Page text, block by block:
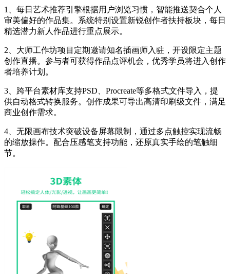
1、每日艺术推荐引擎根据用户浏览习惯，智能推送契合个人
审美偏好的作品集。系统特别设置新锐创作者扶持板块，每日
精选潜力新人作品进行重点展示。
2、大师工作坊项目定期邀请知名插画师入驻，开设限定主题
创作直播。参与者可获得作品点评机会，优秀学员将进入创作
者培养计划。
3、跨平台素材库支持PSD、Procreate等多格式文件导入，提
供自动格式转换服务。创作成果可导出高清印刷级文件，满足
商业创作需求。
4、无限画布技术突破设备屏幕限制，通过多点触控实现流畅
的缩放操作。配合压感笔支持功能，还原真实手绘的笔触细
节。